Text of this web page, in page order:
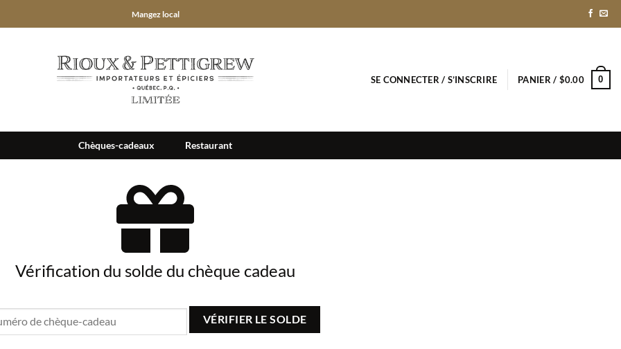
Mangez local
SE CONNECTER / S’INSCRIRE PANIER / $0.00 0
Chèques-cadeaux Restaurant
Vérification du solde du chèque cadeau